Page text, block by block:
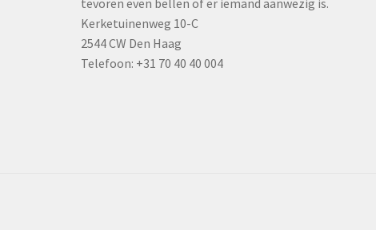
tevoren even bellen of er iemand aanwezig is.
Kerketuinenweg 10-C
2544 CW Den Haag
Telefoon: +31 70 40 40 004